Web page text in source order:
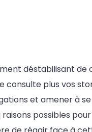
déstabilisant de
consulte plus vos
et amener à
possibles